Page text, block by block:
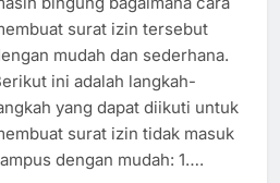
surat izin tersebut
mudah dan sederhana.
ini adalah langkah-
yang dapat diikuti untuk
surat izin tidak masuk
dengan mudah: 1….